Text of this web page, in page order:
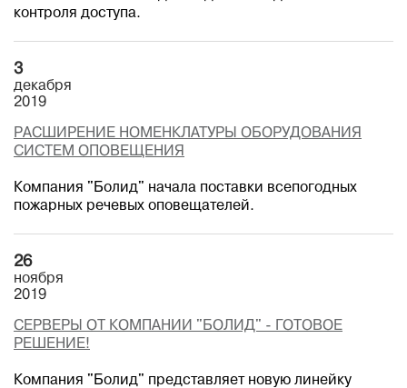
контроля доступа.
3
декабря
2019
РАСШИРЕНИЕ НОМЕНКЛАТУРЫ ОБОРУДОВАНИЯ
СИСТЕМ ОПОВЕЩЕНИЯ
Компания "Болид" начала поставки всепогодных
пожарных речевых оповещателей.
26
ноября
2019
СЕРВЕРЫ ОТ КОМПАНИИ "БОЛИД" - ГОТОВОЕ
РЕШЕНИЕ!
Компания "Болид" представляет новую линейку